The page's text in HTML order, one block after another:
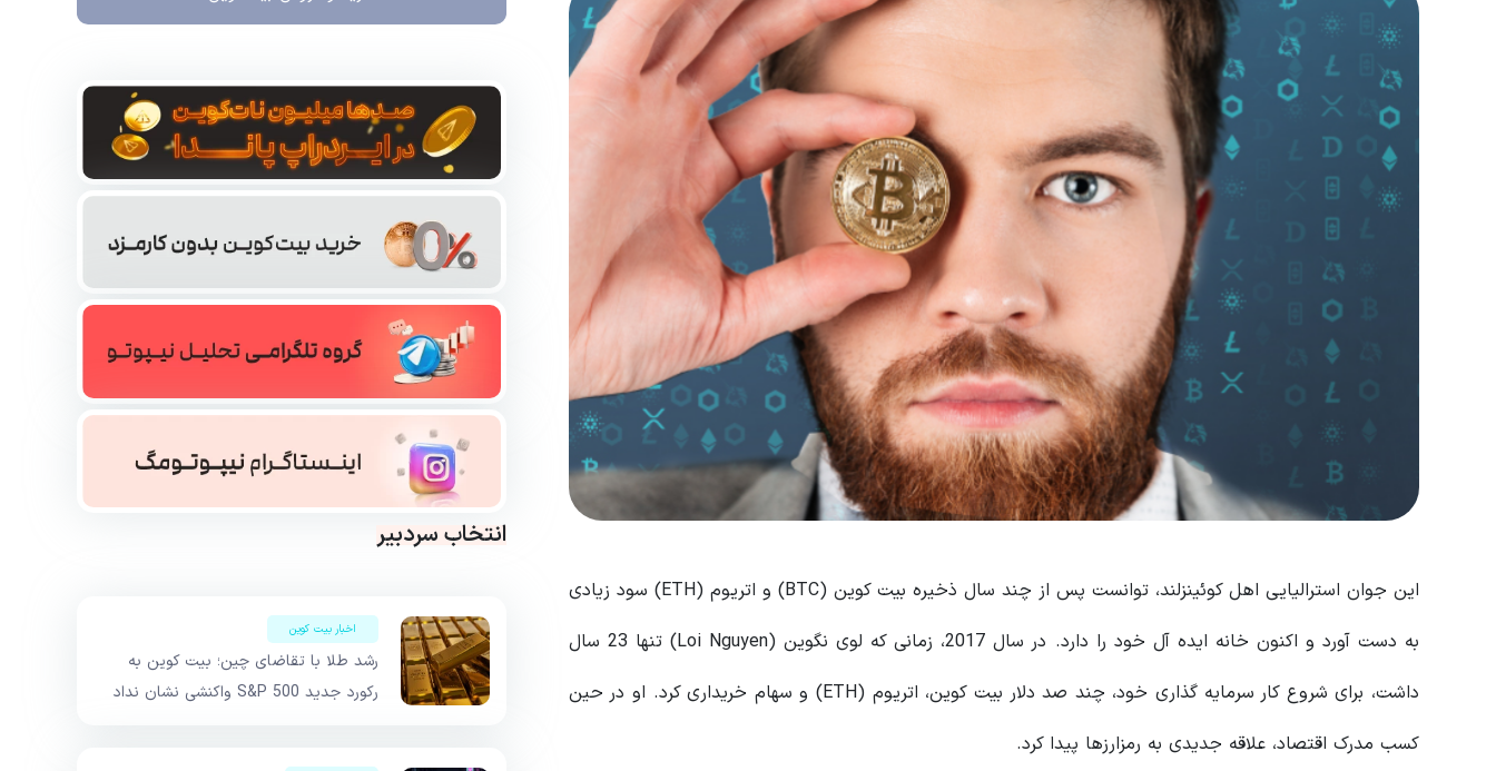
این جوان استرالیایی اهل کوئینزلند، توانست پس از چند سال ذخیره بیت کوین (BTC) و اتریوم (ETH) سود زیادی
به دست آورد و اکنون خانه ایده آل خود را دارد. در سال 2017، زمانی که لوی نگوین (Loi Nguyen) تنها 23 سال
داشت، برای شروع کار سرمایه گذاری خود، چند صد دلار بیت کوین، اتریوم (ETH) و سهام خریداری کرد. او در حین
کسب مدرک اقتصاد، علاقه جدیدی به رمزارزها پیدا کرد.
انتخاب سردبیر
اخبار بیت کوین
رشد طلا با تقاضای چین؛ بیت کوین به
رکورد جدید S&P 500 واکنشی نشان نداد